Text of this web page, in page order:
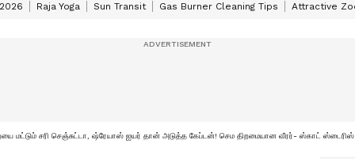
Raja Yoga Sun Transit Gas Burner Cleaning Tips Attractive
மட்டும் சரி செஞ்சுட்டா, ஷ்ரேயாஸ் ஐயர் தான் அடுத்த கேப்டன்! செம திறமையான வீரர்- ஸ்காட் ஸ்டைரிஸ்